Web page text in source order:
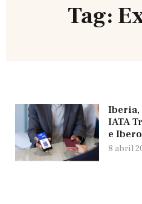
Tag:
IATA
e
8 abril